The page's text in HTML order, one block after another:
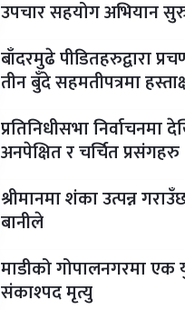
उपचार सहयोग अभियान
बाँदरमुढे पीडितहरुद्वारा
तीन बुँदे सहमतीपत्रमा
प्रतिनिधीसभा निर्वाचनमा
अनपेक्षित र चर्चित प्रसंगहरु
श्रीमानमा शंका उत्पन्न
बानीले
माडीको गोपालनगरमा
संकाश्पद मृत्यु